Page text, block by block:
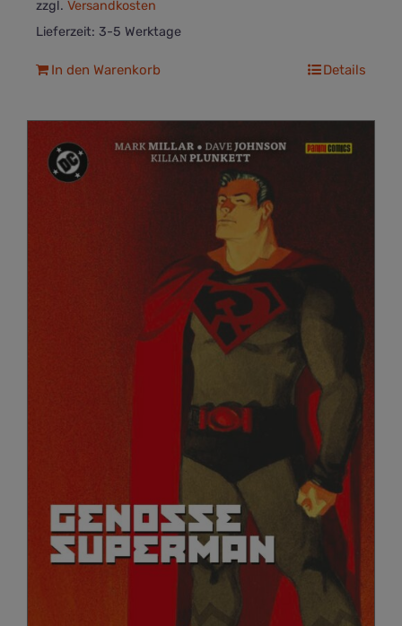
zzgl. Versandkosten
Lieferzeit: 3-5 Werktage
In den Warenkorb Details